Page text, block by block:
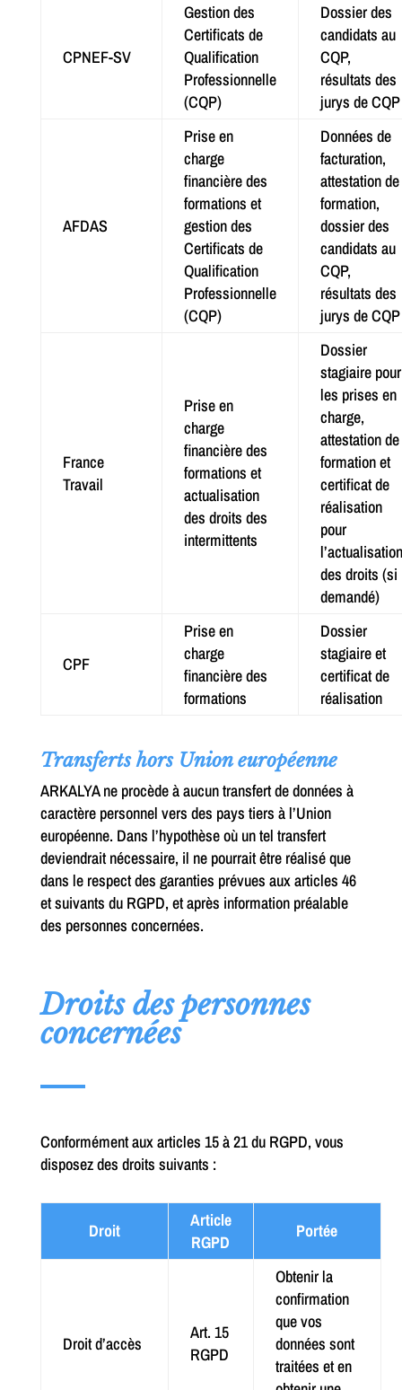
CPNEF-SV
Gestion des
Certificats de
Qualification
Professionnelle
(CQP)
Dossier des
candidats au
CQP,
résultats des
jurys de CQP
AFDAS
Prise en
charge
financière des
formations et
gestion des
Certificats de
Qualification
Professionnelle
(CQP)
Données de
facturation,
attestation de
formation,
dossier des
candidats au
CQP,
résultats des
jurys de CQP
France
Travail
Prise en
charge
financière des
formations et
actualisation
des droits des
intermittents
Dossier
stagiaire pour
les prises en
charge,
attestation de
formation et
certificat de
réalisation
pour
l’actualisation
des droits (si
demandé)
CPF
Prise en
charge
financière des
formations
Dossier
stagiaire et
certificat de
réalisation
Transferts hors Union européenne
ARKALYA ne procède à aucun transfert de données à
caractère personnel vers des pays tiers à l’Union
européenne. Dans l’hypothèse où un tel transfert
deviendrait nécessaire, il ne pourrait être réalisé que
dans le respect des garanties prévues aux articles 46
et suivants du RGPD, et après information préalable
des personnes concernées.
Droits des personnes
concernées
Conformément aux articles 15 à 21 du RGPD, vous
disposez des droits suivants :
Droit
Article
RGPD
Portée
Droit d’accès
Art. 15
RGPD
Obtenir la
confirmation
que vos
données sont
traitées et en